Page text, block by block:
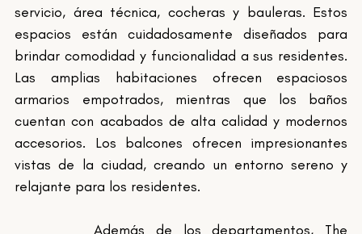
servicio, área técnica, cocheras y bauleras. Estos
espacios están cuidadosamente diseñados para
brindar comodidad y funcionalidad a sus residentes.
Las amplias habitaciones ofrecen espaciosos
armarios empotrados, mientras que los baños
cuentan con acabados de alta calidad y modernos
accesorios. Los balcones ofrecen impresionantes
vistas de la ciudad, creando un entorno sereno y
relajante para los residentes.